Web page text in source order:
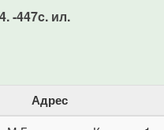
-447c. ил.
Адрес